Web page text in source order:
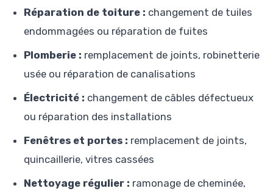
Réparation de toiture : changement de tuiles
endommagées ou réparation de fuites
Plomberie : remplacement de joints, robinetterie
usée ou réparation de canalisations
Électricité : changement de câbles défectueux
ou réparation des installations
Fenêtres et portes : remplacement de joints,
quincaillerie, vitres cassées
Nettoyage régulier : ramonage de cheminée,